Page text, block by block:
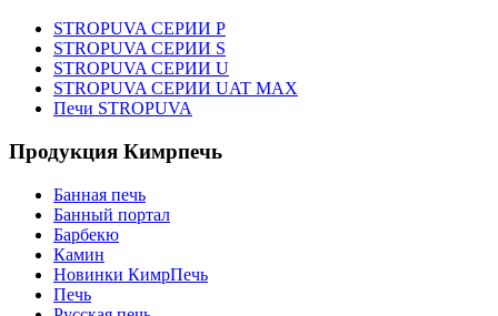
STROPUVA СЕРИИ P
STROPUVA СЕРИИ S
STROPUVA СЕРИИ U
STROPUVA СЕРИИ UAT MAX
Печи STROPUVA
Продукция Кимрпечь
Банная печь
Банный портал
Барбекю
Камин
Новинки КимрПечь
Печь